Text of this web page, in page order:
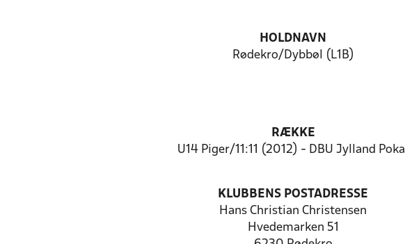
HOLDNAVN
Rødekro/Dybbøl (L1B)
RÆKKE
U14 Piger/11:11 (2012) - DBU Jylland Pokal
KLUBBENS POSTADRESSE
Hans Christian Christensen
Hvedemarken 51